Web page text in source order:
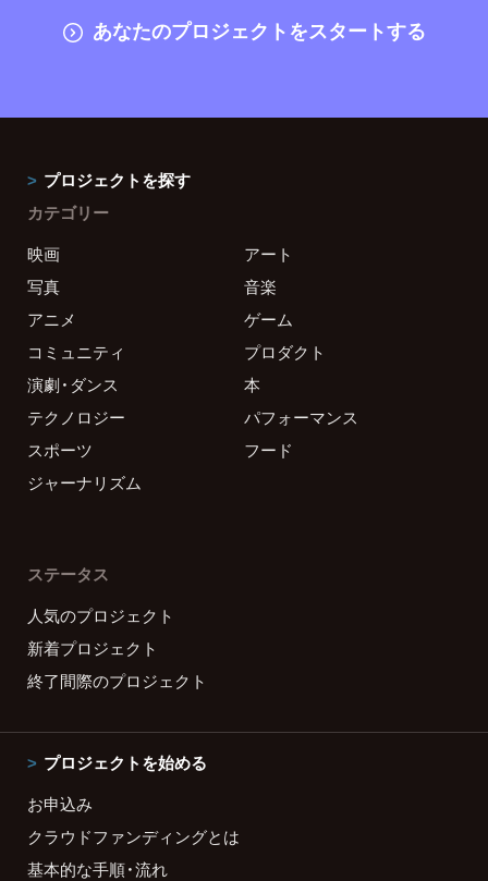
あなたのプロジェクトをスタートする
プロジェクトを探す
カテゴリー
映画
アート
写真
音楽
アニメ
ゲーム
コミュニティ
プロダクト
演劇・ダンス
本
テクノロジー
パフォーマンス
スポーツ
フード
ジャーナリズム
ステータス
人気のプロジェクト
新着プロジェクト
終了間際のプロジェクト
プロジェクトを始める
お申込み
クラウドファンディングとは
基本的な手順・流れ